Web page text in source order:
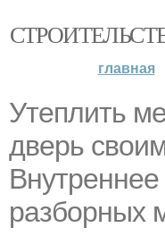
главная
Утеплить
дверь
разборных